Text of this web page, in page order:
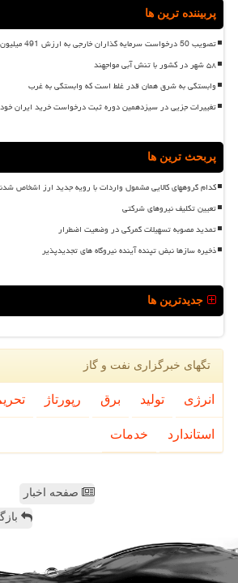
پربیننده ترین ها
تصویب 50 درخواست سرمایه گذاران خارجی به ارزش 491 میلیون دلار در هیأت سرمایه گذاری
۵۸ شهر در کشور با تنش آبی مواجهند
وابستگی به شرق همان قدر غلط است که وابستگی به غرب
تغییرات جزیی در سیزدهمین دوره ثبت درخواست خرید ایران
پربحث ترین ها
کدام گروههای کالایی مشمول واردات با رویه جدید ارز اشخاص
تعیین تکلیف نیروهای شرکتی
تمدید مصوبه تسهیلات گمرکی در وضعیت اضطرار
ذخیره سازها نبض تپنده آینده نیروگاه های تجدیدپذیر
جدیدترین ها
تگهای خبرگزاری نفت و گاز
انرژی تولید برق رپورتاژ
استاندارد خدمات
صفحه اخبار